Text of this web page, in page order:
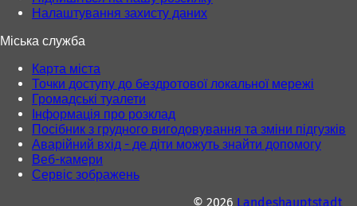
Налаштування захисту даних
Міська служба
Карта міста
Точки доступу до бездротової локальної мережі
Громадські туалети
Інформація про розклад
Посібник з грудного вигодовування та зміни підгузків
Аварійний вхід - де діти можуть знайти допомогу
Веб-камери
Сервіс зображень
© 2026 Landeshauptstadt